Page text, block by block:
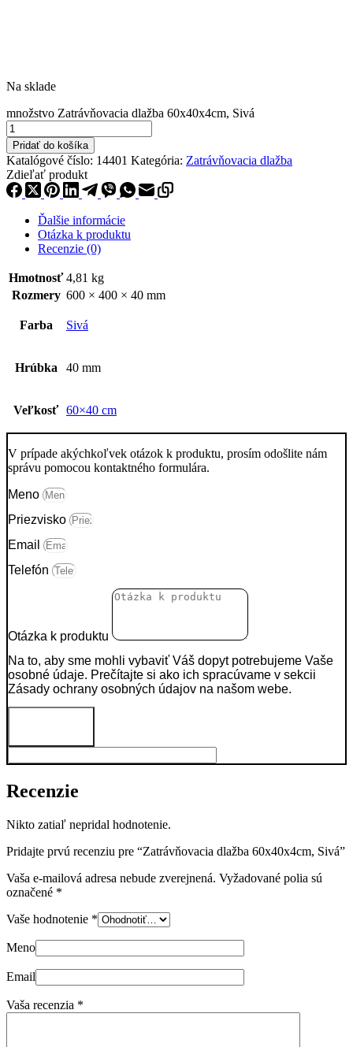
Na sklade
množstvo Zatrávňovacia dlažba 60x40x4cm, Sivá
Pridať do košíka
Katalógové číslo: 14401 Kategória: Zatrávňovacia dlažba
Zdieľať produkt
Ďalšie informácie
Otázka k produktu
Recenzie (0)
Hmotnosť 4,81 kg
Rozmery 600 × 400 × 40 mm
Farba Sivá
Hrúbka 40 mm
Veľkosť 60×40 cm
V prípade akýchkoľvek otázok k produktu, prosím odošlite nám
správu pomocou kontaktného formulára.
Meno
Priezvisko
Email
Telefón
Otázka k produktu
Na to, aby sme mohli vybaviť Váš dopyt potrebujeme Vaše
osobné údaje. Prečítajte si ako ich spracúvame v sekcii
Zásady ochrany osobných údajov na našom webe.
Recenzie
Nikto zatiaľ nepridal hodnotenie.
Pridajte prvú recenziu pre “Zatrávňovacia dlažba 60x40x4cm, Sivá”
Vaša e-mailová adresa nebude zverejnená. Vyžadované polia sú
označené *
Vaše hodnotenie *
Meno
Email
Vaša recenzia *